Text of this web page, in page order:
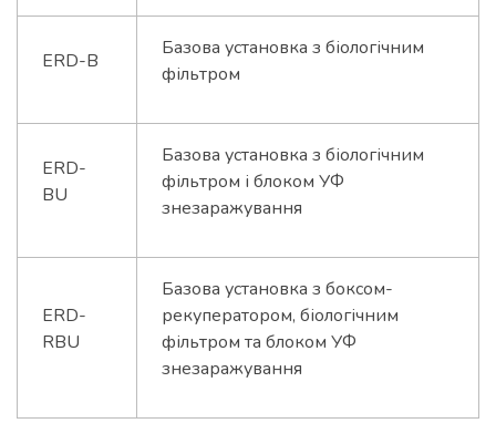
ERD-B
Базова установка з біологічним
фільтром
ERD-
BU
Базова установка з біологічним
фільтром і блоком УФ
знезаражування
ERD-
RBU
Базова установка з боксом-
рекуператором, біологічним
фільтром та блоком УФ
знезаражування